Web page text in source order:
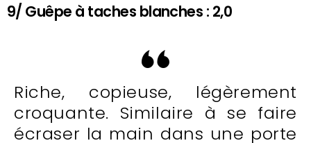
9/ Guêpe à taches blanches : 2,0
Riche, copieuse, légèrement
croquante. Similaire à se faire
écraser la main dans une porte